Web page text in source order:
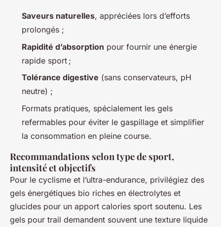
Saveurs naturelles, appréciées lors d’efforts
prolongés ;
Rapidité d’absorption pour fournir une énergie
rapide sport ;
Tolérance digestive (sans conservateurs, pH
neutre) ;
Formats pratiques, spécialement les gels
refermables pour éviter le gaspillage et simplifier
la consommation en pleine course.
Recommandations selon type de sport,
intensité et objectifs
Pour le cyclisme et l’ultra-endurance, privilégiez des
gels énergétiques bio riches en électrolytes et
glucides pour un apport calories sport soutenu. Les
gels pour trail demandent souvent une texture liquide